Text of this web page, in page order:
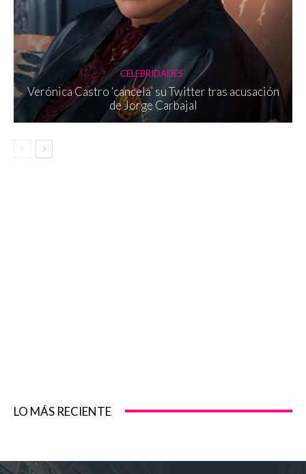
CELEBRIDADES
Verónica Castro ‘cancela’ su Twitter tras acusación
de Jorge Carbajal
LO MÁS RECIENTE